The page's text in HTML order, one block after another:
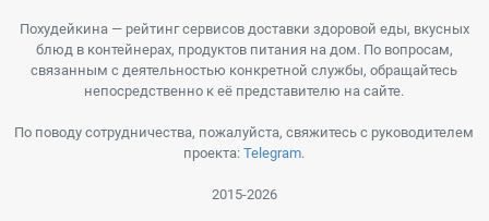
Похудейкина — рейтинг сервисов доставки здоровой еды, вкусных
блюд в контейнерах, продуктов питания на дом. По вопросам,
связанным с деятельностью конкретной службы, обращайтесь
непосредственно к её представителю на сайте.
По поводу сотрудничества, пожалуйста, свяжитесь с руководителем
проекта:Telegram.
2015-2026